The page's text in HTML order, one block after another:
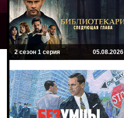
2 сезон 1 серия 05.08.2026